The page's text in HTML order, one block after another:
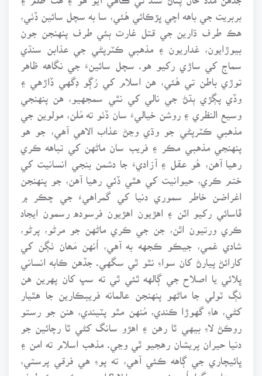
بربريت جي باهه اچي ڀڙڪائي هُئي، سا به سچل سائين ڏٺي،
هڪ طرف ڌارين جي قتل غارت ٻئي طرف پنهنجن جون
بيوڙايون، غداريون ۽ مذهبي ڪٽرپڻي جي عذابن سنڌي
سماج کي ساڙي رکيو هو. سچل سائينءَ جي نگاهه ظاهر
توڙي باطن تي هُئي، هن اسلام کي رُڳو ڊگهي ڏاڙهي ۽
وڏي پڳڙي ٻڌڻ جي نالي کي نٿي سمجهيو، هن پنهنجي
وسيع النظري ۽ روشن خياليءَ سان ڏٺو ته مُلن، مولوين جي
مذهبي ڪٽرپڻي جو وڌي وڃڻ عذاب الاهي آهي، جو هو
پنهنجي مذهبي مڪر ۽ فريب سان ماڻهن کي تباهه ڪري
رهيا آهن، هُو عقل ۽ آزاديءَ جا دشمن بنجي انسانيت کي
ختم ڪري، حيوانيت کي هٿي ڏئي رهيا آهن، جو پنهنجن
اغراضن خاطر سموري دنيا کي گمراهيءَ جي چڪر ۾
ڦاسائي رکيو اٿن ۽ اهڙيون اهڙيون فرسوده رسمون ايجاد
ڪري ورتيون اٿن، جن جي ڪري ماڻهن جو مرڻو، پرڻو،
شادي غمي، جيڪو ڪجهه به آهي، اُنهن مَھان ٺڳن کي
کارائڻ پيارڻ کان سواءِ نٿو ٿي سگهي. جڏهن ڪابه انساني
ڀلائي يا اصلاح جي ڳالهه ٿئي ٿي ته سڀ کان پهرين هن
ٺڳ ٽولي جا ماڻهو پنهنجن عالمانه فريبڪارين جا هٿيار
کڻي، هاءِ گهوڙا ڪندي، مُنهن مٿو پٽيندي، هنن جو رستو
روڪڻ لاءِ بيهي ٿا رهن ۽ اهڙو سانگ کڻي ٿا رچائين جو
دنيا حيران پريشان رهجيو ٿي وڃي. مذهب اسلام ته امن ۽
ڀائيچاري جي ڳاهه ڪئي آهي، ته پوءِ هي فرقي پرستي،
جهيڙا جهڳڙا، اُوچ نيچ ڇو ۽ ڇا لاءِ؟ اهي جيڪي هڪ طرف